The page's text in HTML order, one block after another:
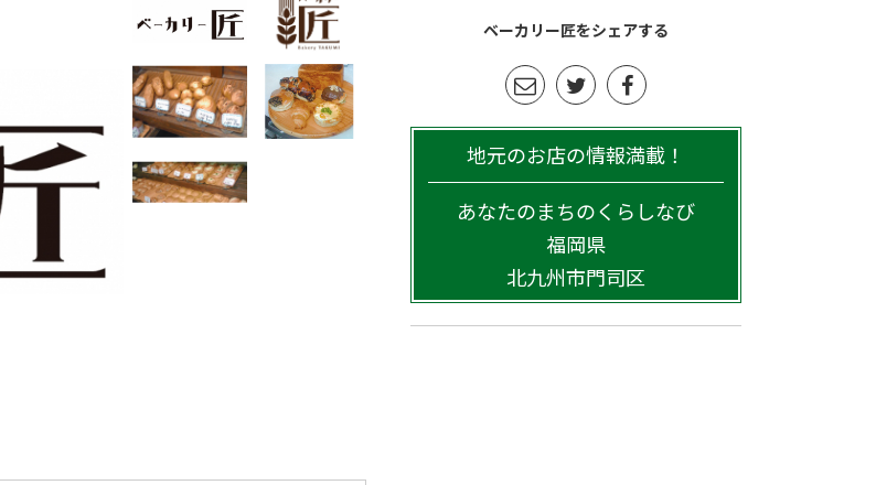
ベーカリー匠をシェアする
地元のお店の情報満載！
あなたのまちのくらしなび
福岡県
北九州市門司区